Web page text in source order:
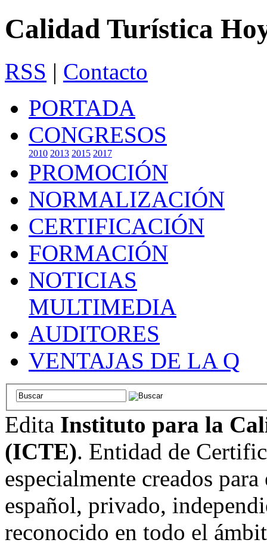
Calidad Turística
RSS | Contacto
PORTADA
CONGRESOS
2010 2013 2015 2017
PROMOCIÓN
NORMALIZACIÓN
CERTIFICACIÓN
FORMACIÓN
NOTICIAS
MULTIMEDIA
AUDITORES
VENTAJAS DE LA Q
Edita Instituto para la
(ICTE). Entidad de
especialmente creados
español, privado,
reconocido en todo el